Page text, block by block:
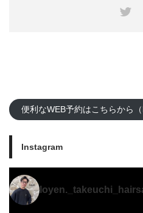
便利なWEB予約はこちらから
Instagram